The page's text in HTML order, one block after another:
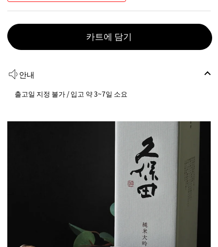
카트에 담기
안내
출고일 지정 불가 / 입고 약 3~7일 소요